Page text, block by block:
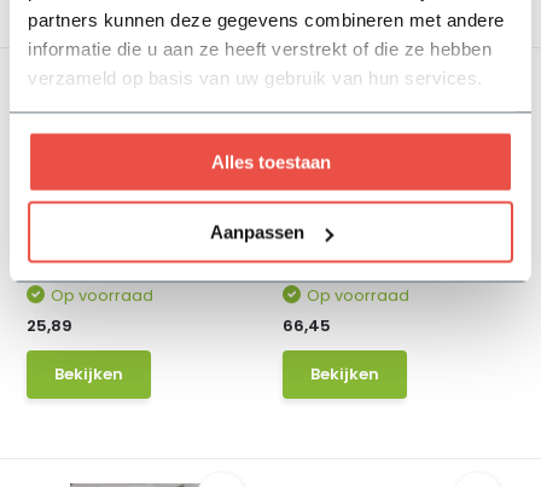
partners kunnen deze gegevens combineren met andere
informatie die u aan ze heeft verstrekt of die ze hebben
verzameld op basis van uw gebruik van hun services.
Alles toestaan
Aanpassen
Boldraadrooster RVS
Op voorraad
25,89
Bekijken
Sedumcassette | Per M2 |
Incl. onderdoek...
Op voorraad
66,45
Bekijken